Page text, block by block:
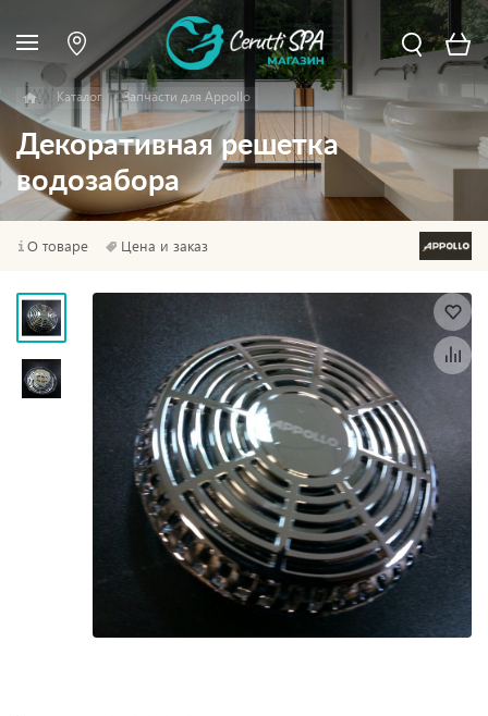
Каталог Запчасти для Appollo
Декоративная решетка
водозабора
О товаре Цена и заказ